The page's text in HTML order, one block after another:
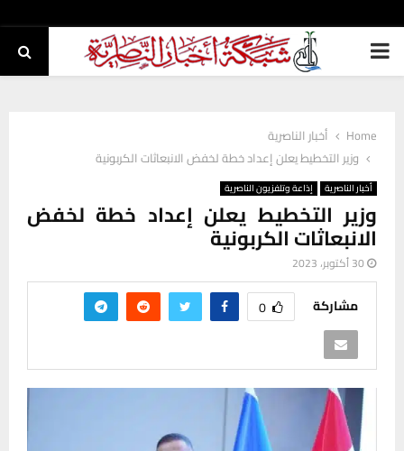
PRIMARY
Home
أخبار الناصرية
وزير التخطيط يعلن إعداد خطة لخفض الانبعاثات الكربونية
أخبار الناصرية إذاعة وتلفزيون الناصرية
وزير التخطيط يعلن إعداد خطة لخفض
الانبعاثات الكربونية
30 أكتوبر، 2023
مشاركة 0